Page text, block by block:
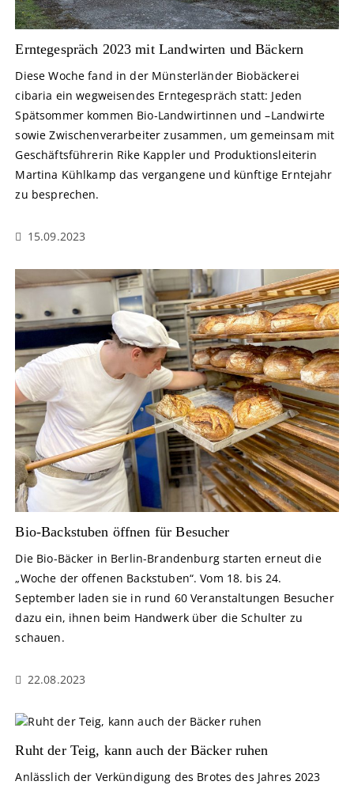
Erntegespräch 2023 mit Landwirten und Bäckern
Diese Woche fand in der Münsterländer Biobäckerei
cibaria ein wegweisendes Erntegespräch statt: Jeden
Spätsommer kommen Bio-Landwirtinnen und –Landwirte
sowie Zwischenverarbeiter zusammen, um gemeinsam mit
Geschäftsführerin Rike Kappler und Produktionsleiterin
Martina Kühlkamp das vergangene und künftige Erntejahr
zu besprechen.
15.09.2023
Bio-Backstuben öffnen für Besucher
Die Bio-Bäcker in Berlin-Brandenburg starten erneut die
„Woche der offenen Backstuben“. Vom 18. bis 24.
September laden sie in rund 60 Veranstaltungen Besucher
dazu ein, ihnen beim Handwerk über die Schulter zu
schauen.
22.08.2023
Ruht der Teig, kann auch der Bäcker ruhen
Anlässlich der Verkündigung des Brotes des Jahres 2023